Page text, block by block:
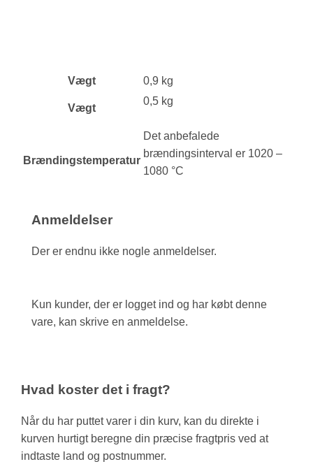
Vægt 0,9 kg
Vægt
0,5 kg
Brændingstemperatur
Det anbefalede
brændingsinterval er 1020 –
1080 °C
Anmeldelser
Der er endnu ikke nogle anmeldelser.
Kun kunder, der er logget ind og har købt denne
vare, kan skrive en anmeldelse.
Hvad koster det i fragt?
Når du har puttet varer i din kurv, kan du direkte i
kurven hurtigt beregne din præcise fragtpris ved at
indtaste land og postnummer.